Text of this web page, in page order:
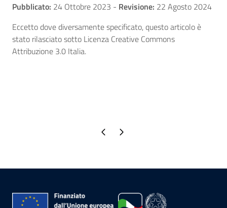
Pubblicato: 24 Ottobre 2023 - Revisione: 22 Agosto 2024
Eccetto dove diversamente specificato, questo articolo è
stato rilasciato sotto Licenza Creative Commons
Attribuzione 3.0 Italia.
Pagina precedente
Pagina successiva